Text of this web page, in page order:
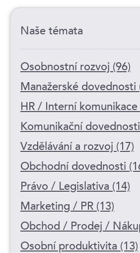
Naše témata
Osobnostní rozvoj (96)
Manažerské dovednosti
HR / Interní
Komunikační
Vzdělávání a rozvoj (17)
Obchodní dovednosti
Právo / Legislativa (14)
Marketing / PR (13)
Obchod / Prodej /
Osobní produktivita (13)